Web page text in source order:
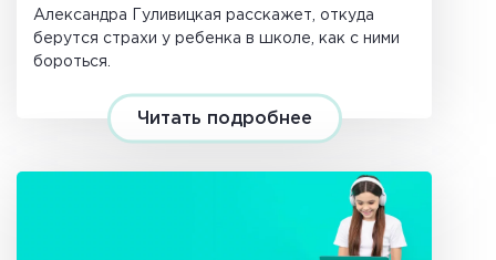
Александра Гуливицкая расскажет, откуда
берутся страхи у ребенка в школе, как с ними
бороться.
Читать подробнее